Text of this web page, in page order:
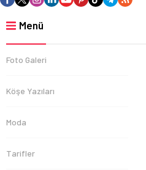
Menü
Foto Galeri
Köşe Yazıları
Moda
Tarifler